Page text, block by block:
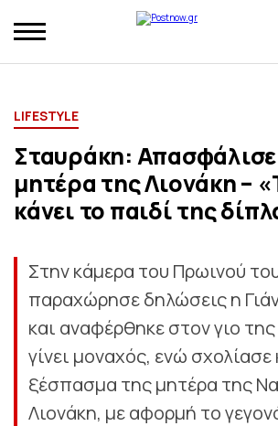
LIFESTYLE
Σταυράκη: Απασφάλισε
μητέρα της Λιονάκη –
κάνει το παιδί της
Στην κάμερα του Πρωινού
παραχώρησε δηλώσεις η
και αναφέρθηκε στον γιο
γίνει μοναχός, ενώ σχολίασε
ξέσπασμα της μητέρα της
Λιονάκη, με αφορμή το